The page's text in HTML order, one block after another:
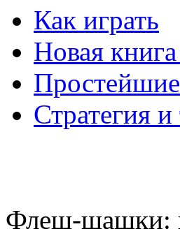
Как играть
Новая
Стратегия и
Флеш-шашки: